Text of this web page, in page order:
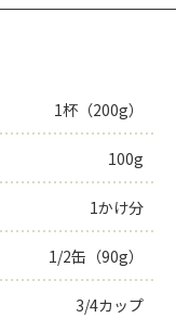
1杯（200g）
100g
1かけ分
1/2缶（90g）
3/4カップ